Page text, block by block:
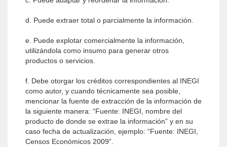
d. Puede extraer total o parcialmente la información.
e. Puede explotar comercialmente la información,
utilizándola como insumo para generar otros
productos o servicios.
f. Debe otorgar los créditos correspondientes al INEGI
como autor, y cuando técnicamente sea posible,
mencionar la fuente de extracción de la información de
la siguiente manera: “Fuente: INEGI, nombre del
producto de donde se extrae la información” y en su
caso fecha de actualización, ejemplo: “Fuente: INEGI,
Censos Económicos 2009”.